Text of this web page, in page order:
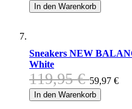
In den Warenkorb
Sneakers NEW
White
119,95 € 59,97 €
In den Warenkorb